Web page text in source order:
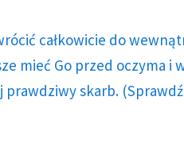
całkowicie do
mieć Go przed oczyma i
prawdziwy skarb.